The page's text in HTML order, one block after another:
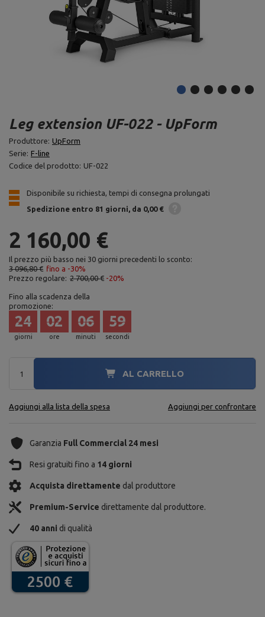
Leg extension UF-022 - UpForm
Produttore: UpForm
Serie: F-line
Codice del prodotto: UF-022
Disponibile su richiesta, tempi di consegna prolungati
Spedizione entro 81 giorni da 0,00 €
2 160,00 €
Il prezzo più basso nei 30 giorni precedenti lo sconto:
3 096,80 € fino a -30%
Prezzo regolare: 2 700,00 € -20%
Fino alla scadenza della
promozione:
giorni
24
ore
02
minuti
06
secondi
58
AL CARRELLO
Aggiungi alla lista della spesa Aggiungi per confrontare
Garanzia Full Commercial 24 mesi
Resi gratuiti fino a 14 giorni
Acquista direttamente dal produttore
Premium-Service direttamente dal produttore.
40 anni di qualità